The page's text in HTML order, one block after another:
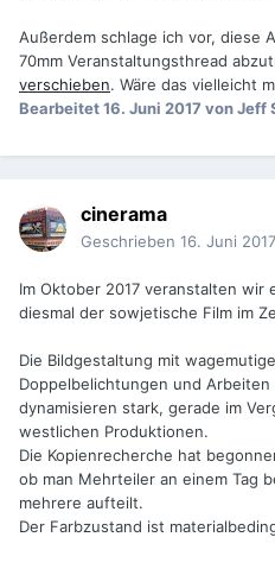
Außerdem schlage ich vor, diese
70mm Veranstaltungsthread
verschieben. Wäre das vielleicht
Bearbeitet16. Juni 2017 von Jeff
cinerama
Geschrieben 16. Juni 2017
Im Oktober 2017 veranstalten wir
diesmal der sowjetische Film im
Die Bildgestaltung mit
Doppelbelichtungen und
dynamisieren stark, gerade im
westlichen Produktionen.
Die Kopienrecherche hat
ob man Mehrteiler an einem Tag
mehrere aufteilt.
Der Farbzustand ist